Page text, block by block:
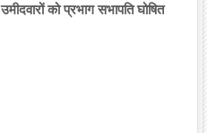
को प्रभाग सभापति घोषित